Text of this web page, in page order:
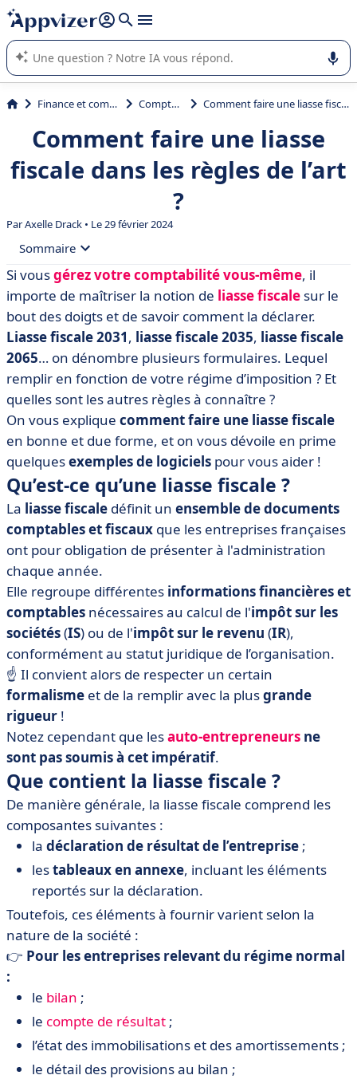
répondre (plusieurs lignes avec
L'IA de Appvizer vous guide dans l'utilisation ou la sélection de
logiciel SaaS en entreprise.
Finance et comptabilité Comptabilité Comment faire une liasse fiscale dans les règles de l’art ?
Comment faire une liasse
fiscale dans les règles de l’art
?
ParAxelle Drack • Le 29 février 2024
Sommaire
• Qu’est-ce qu’une liasse fiscale ?
• Que contient la liasse fiscale ?
• Quelle liasse fiscale remplir selon votre régime
d’imposition ?
• Comment remplir la liasse fiscale ?
• Comment déposer la liasse fiscale ?
• Quand déposer la liasse fiscale ?
Si vousgérez votre comptabilité vous-même, il
importe de maîtriser la notion de liasse fiscale sur le
bout des doigts et de savoir comment la déclarer.
Liasse fiscale 2031, liasse fiscale 2035, liasse fiscale
2065… on dénombre plusieurs formulaires. Lequel
remplir en fonction de votre régime d’imposition ? Et
quelles sont les autres règles à connaître ?
On vous explique comment faire une liasse fiscale
en bonne et due forme, et on vous dévoile en prime
quelquesexemples de logiciels pour vous aider !
Qu’est-ce qu’une liasse fiscale ?
La liasse fiscale définit un ensemble de documents
comptables et fiscaux que les entreprises françaises
ont pour obligation de présenter à l'administration
chaque année.
Elle regroupe différentes informations financières et
comptables nécessaires au calcul de l'impôt sur les
sociétés(IS) ou de l'impôt sur le revenu (IR),
conformément au statut juridique de l’organisation.
☝️ Il convient alors de respecter un certain
formalisme et de la remplir avec la plusgrande
rigueur !
Notez cependant que lesauto-entrepreneurs ne
sont pas soumis à cet impératif.
Que contient la liasse fiscale ?
De manière générale, la liasse fiscale comprend les
composantes suivantes :
la déclaration de résultat de l’entreprise ;
lestableaux en annexe, incluant les éléments
reportés sur la déclaration.
Toutefois, ces éléments à fournir varient selon la
nature de la société :
👉 Pour les entreprises relevant du régime normal
:
le bilan ;
le compte de résultat ;
l’état des immobilisations et des amortissements ;
le détail des provisions au bilan ;